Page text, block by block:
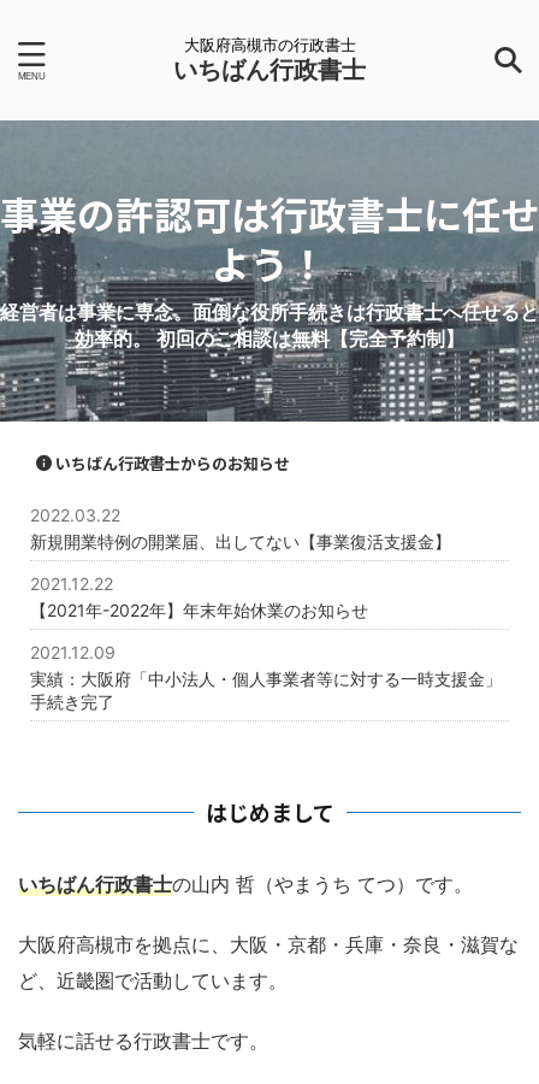
大阪府高槻市の行政書士
いちばん行政書士
事業の許認可は行政書士に任せ
よう！
経営者は事業に専念。面倒な役所手続きは行政書士へ任せると
効率的。 初回のご相談は無料【完全予約制】
いちばん行政書士からのお知らせ
2022.03.22
新規開業特例の開業届、出してない【事業復活支援金】
2021.12.22
【2021年-2022年】年末年始休業のお知らせ
2021.12.09
実績：大阪府「中小法人・個人事業者等に対する一時支援金」
手続き完了
はじめまして
いちばん行政書士の山内 哲（やまうち てつ）です。
大阪府高槻市を拠点に、大阪・京都・兵庫・奈良・滋賀な
ど、近畿圏で活動しています。
気軽に話せる行政書士です。